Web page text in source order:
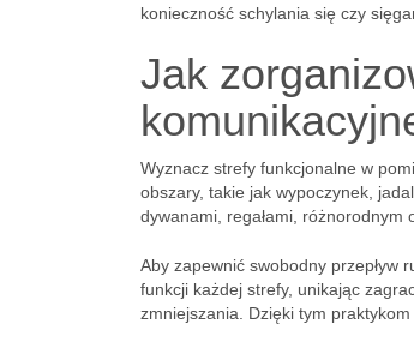
konieczność schylania się czy
Jak
Wyznacz strefy funkcjonalne w
obszary, takie jak wypoczynek,
dywanami, regałami, różnorodnym
Aby zapewnić swobodny przepływ
funkcji każdej strefy, unikając
zmniejszania. Dzięki tym